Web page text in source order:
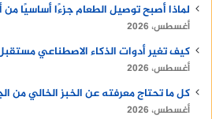
لماذا أصبح توصيل الطعام جزءًا أساسيًا من
أغسطس، 2026
كيف تغير أدوات الذكاء الاصطناعي
أغسطس، 2026
كل ما تحتاج معرفته عن الخبز الخالي من
أغسطس، 2026